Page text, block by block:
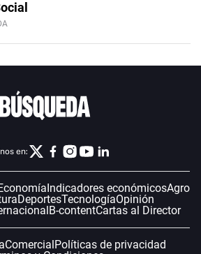
en:
Indicadores económicosAgro
DeportesTecnologíaOpinión
B-contentCartas al Director
ComercialPolíticas de privacidad